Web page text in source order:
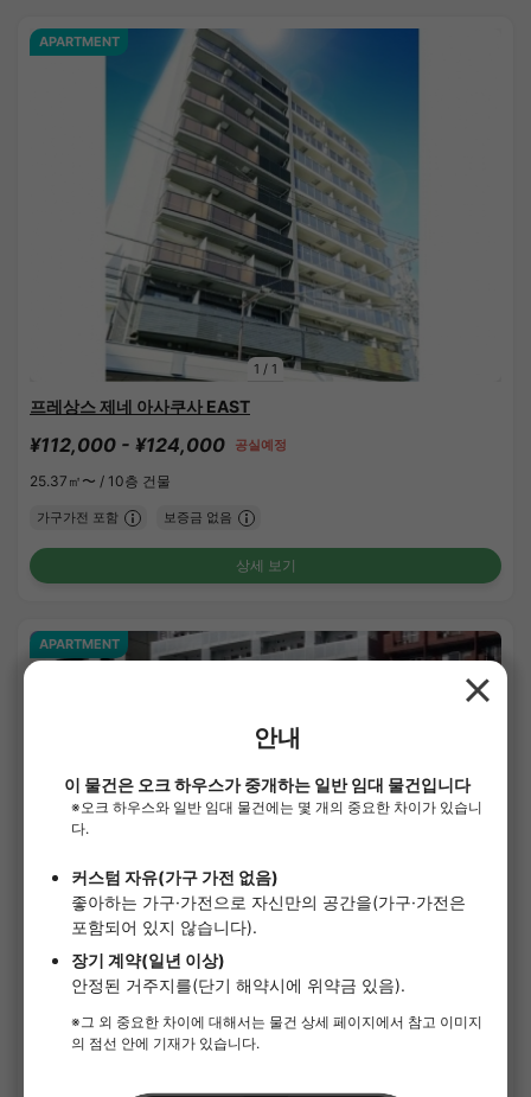
1 / 1
APARTMENT
프레상스 제네 아사쿠사 EAST
¥112,000 - ¥124,000 공실예정
25.37㎡〜 / 10층 건물
가구가전 포함 보증금 없음
상세 보기
APARTMENT
¥117,000 - ¥122,000 공실